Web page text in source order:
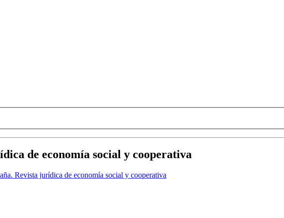
de economía social y cooperativa